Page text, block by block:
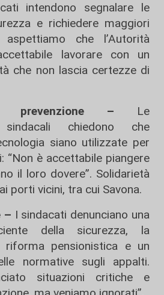
intendono segnalare le
e richiedere maggiori
aspettiamo che l’Autorità
lavorare con un
che non lascia certezze di
prevenzione – Le
sindacali chiedono che
siano utilizzate per
“Non è accettabile piangere
il loro dovere”. Solidarietà
porti vicini, tra cui Savona.
– I sindacati denunciano una
della sicurezza, la
riforma pensionistica e un
normative sugli appalti.
situazioni critiche e